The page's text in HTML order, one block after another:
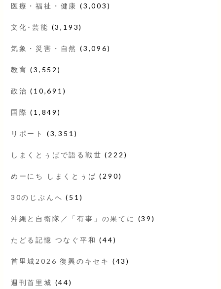
医療・福祉・健康 (3,003)
文化･芸能 (3,193)
気象・災害・自然 (3,096)
教育 (3,552)
政治 (10,691)
国際 (1,849)
リポート (3,351)
しまくとぅばで語る戦世 (222)
めーにち しまくとぅば (290)
30のじぶんへ (51)
沖縄と自衛隊／「有事」の果てに (39)
たどる記憶 つなぐ平和 (44)
首里城2026 復興のキセキ (43)
週刊首里城 (44)